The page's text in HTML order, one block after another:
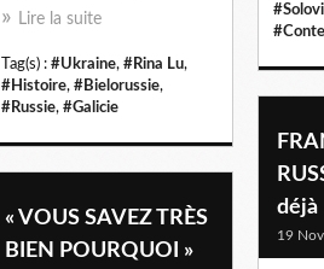
Lire la suite
Tag(s) : #Ukraine, #Rina Lu,
#Histoire, #Bielorussie,
#Russie, #Galicie
déjà
19
« VOUS SAVEZ TRÈS
BIEN POURQUOI »